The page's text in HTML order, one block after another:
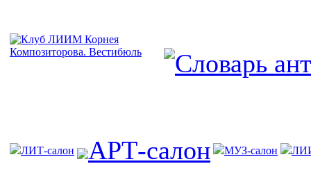
ЛИТ-салон АРТ-салон МУЗ-салон